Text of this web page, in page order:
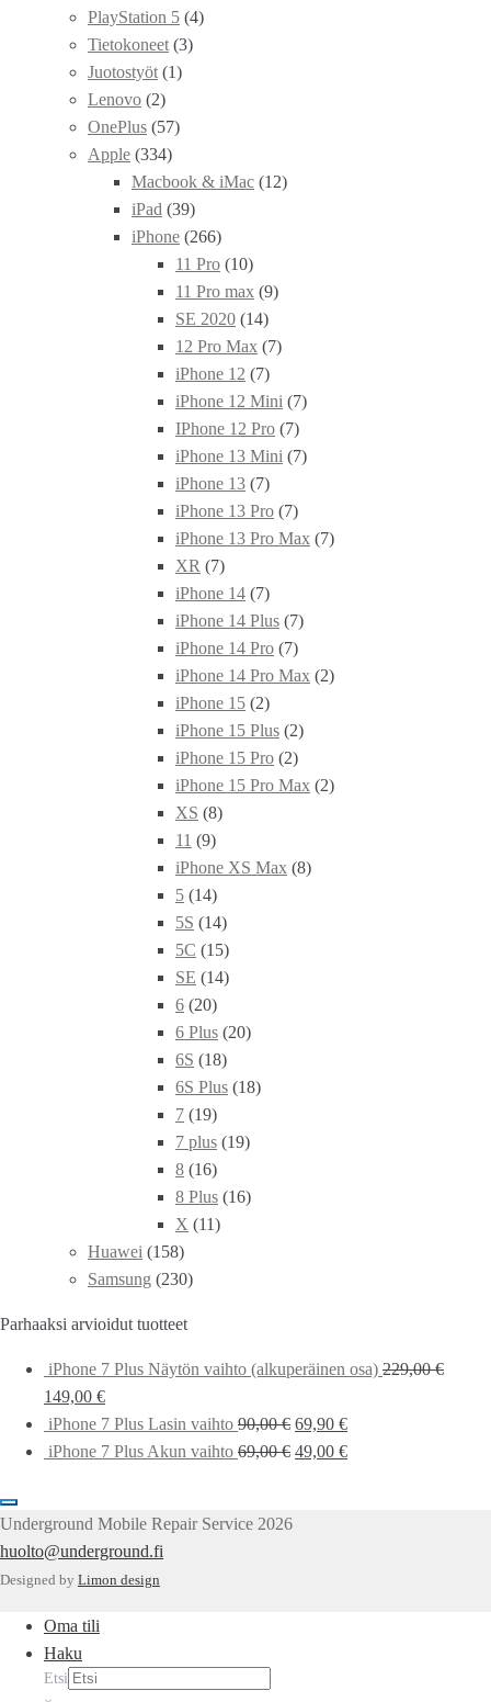
PlayStation 5 (4)
Tietokoneet (3)
Juotostyöt (1)
Lenovo (2)
OnePlus (57)
Apple (334)
Macbook & iMac (12)
iPad (39)
iPhone (266)
11 Pro (10)
11 Pro max (9)
SE 2020 (14)
12 Pro Max (7)
iPhone 12 (7)
iPhone 12 Mini (7)
IPhone 12 Pro (7)
iPhone 13 Mini (7)
iPhone 13 (7)
iPhone 13 Pro (7)
iPhone 13 Pro Max (7)
XR (7)
iPhone 14 (7)
iPhone 14 Plus (7)
iPhone 14 Pro (7)
iPhone 14 Pro Max (2)
iPhone 15 (2)
iPhone 15 Plus (2)
iPhone 15 Pro (2)
iPhone 15 Pro Max (2)
XS (8)
11 (9)
iPhone XS Max (8)
5 (14)
5S (14)
5C (15)
SE (14)
6 (20)
6 Plus (20)
6S (18)
6S Plus (18)
7 (19)
7 plus (19)
8 (16)
8 Plus (16)
X (11)
Huawei (158)
Samsung (230)
Parhaaksi arvioidut tuotteet
iPhone 7 Plus Näytön vaihto (alkuperäinen osa) 229,00€
149,00 €
iPhone 7 Plus Lasin vaihto 90,00€ 69,90 €
iPhone 7 Plus Akun vaihto 69,00€ 49,00 €
Underground Mobile Repair Service 2026
huolto@underground.fi
Designed by Limon design
Oma tili
Haku
Etsi